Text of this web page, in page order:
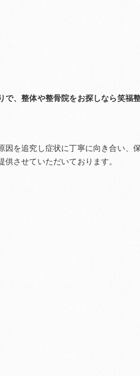
、整体や整骨院をお探しなら笑福
因を追究し症状に丁寧に向き合い、
させていただいております。